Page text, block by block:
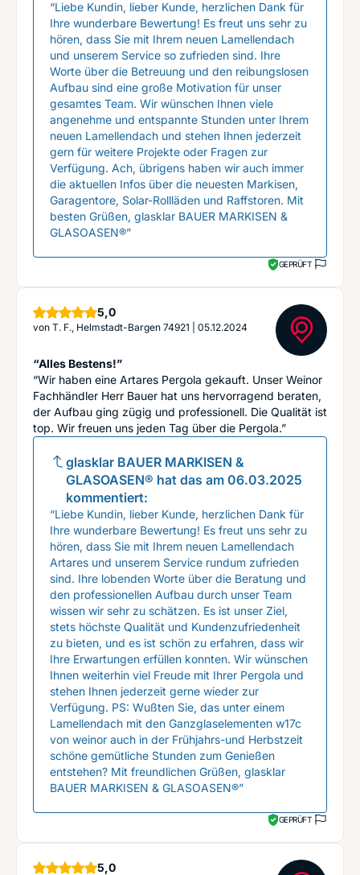
“Liebe Kundin, lieber Kunde, herzlichen Dank für
Ihre wunderbare Bewertung! Es freut uns sehr zu
hören, dass Sie mit Ihrem neuen Lamellendach
und unserem Service so zufrieden sind. Ihre
Worte über die Betreuung und den reibungslosen
Aufbau sind eine große Motivation für unser
gesamtes Team. Wir wünschen Ihnen viele
angenehme und entspannte Stunden unter Ihrem
neuen Lamellendach und stehen Ihnen jederzeit
gern für weitere Projekte oder Fragen zur
Verfügung. Ach, übrigens haben wir auch immer
die aktuellen Infos über die neuesten Markisen,
Garagentore, Solar-Rollläden und Raffstoren. Mit
besten Grüßen, glasklar BAUER MARKISEN &
GLASOASEN®”
GEPRÜFT
5,0Sterne
von T. F., Helmstadt-Bargen 74921 05.12.2024
“Alles Bestens!”
“Wir haben eine Artares Pergola gekauft. Unser Weinor
Fachhändler Herr Bauer hat uns hervorragend beraten,
der Aufbau ging zügig und professionell. Die Qualität ist
top. Wir freuen uns jeden Tag über die Pergola.”
glasklar BAUER MARKISEN &
GLASOASEN® hat das am 06.03.2025
kommentiert:
“Liebe Kundin, lieber Kunde, herzlichen Dank für
Ihre wunderbare Bewertung! Es freut uns sehr zu
hören, dass Sie mit Ihrem neuen Lamellendach
Artares und unserem Service rundum zufrieden
sind. Ihre lobenden Worte über die Beratung und
den professionellen Aufbau durch unser Team
wissen wir sehr zu schätzen. Es ist unser Ziel,
stets höchste Qualität und Kundenzufriedenheit
zu bieten, und es ist schön zu erfahren, dass wir
Ihre Erwartungen erfüllen konnten. Wir wünschen
Ihnen weiterhin viel Freude mit Ihrer Pergola und
stehen Ihnen jederzeit gerne wieder zur
Verfügung. PS: Wußten Sie, das unter einem
Lamellendach mit den Ganzglaselementen w17c
von weinor auch in der Frühjahrs-und Herbstzeit
schöne gemütliche Stunden zum Genießen
entstehen? Mit freundlichen Grüßen, glasklar
BAUER MARKISEN & GLASOASEN®”
GEPRÜFT
5,0Sterne